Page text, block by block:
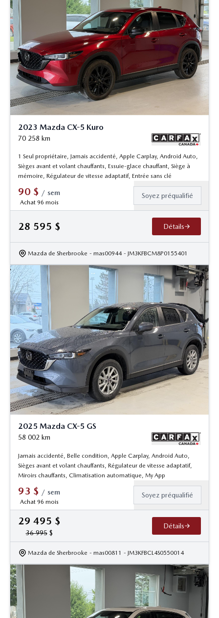
2023 Mazda CX-5 Kuro
70 258 km
1 Seul propriétaire, Jamais accidenté, Apple Carplay, Android Auto,
Sièges avant et volant chauffants, Essuie-glace chauffant, Siège à
mémoire, Régulateur de vitesse adaptatif, Entrée sans clé
90 $ / sem
Achat 96 mois
Soyez préqualifié
28 595 $ Détails
Mazda de Sherbrooke - mas00944 - JM3KFBCM8P0155401
2025 Mazda CX-5 GS
58 002 km
Jamais accidenté, Belle condition, Apple Carplay, Android Auto,
Sièges avant et volant chauffants, Régulateur de vitesse adaptatif,
Miroirs chauffants, Climatisation automatique, My App
93 $ / sem
Achat 96 mois
Soyez préqualifié
29 495 $
36 995$
Détails
Mazda de Sherbrooke - mas00811 - JM3KFBCL4S0550014